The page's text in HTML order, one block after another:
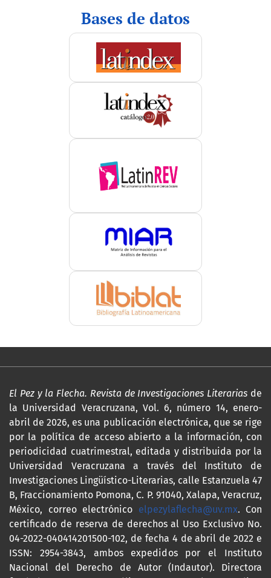
Bases de datos
El Pez y la Flecha. Revista de Investigaciones Literarias de
la Universidad Veracruzana, Vol. 6, número 14, enero-
abril de 2026, es una publicación electrónica, que se rige
por la política de acceso abierto a la información, con
periodicidad cuatrimestral, editada y distribuida por la
Universidad Veracruzana a través del Instituto de
Investigaciones Lingüístico-Literarias, calle Estanzuela 47
B, Fraccionamiento Pomona, C. P. 91040, Xalapa, Veracruz,
México, correo electrónico elpezylaflecha@uv.mx. Con
certificado de reserva de derechos al Uso Exclusivo No.
04-2022-040414201500-102, de fecha 4 de abril de 2022 e
ISSN: 2954-3843, ambos expedidos por el Instituto
Nacional del Derecho de Autor (Indautor). Directora